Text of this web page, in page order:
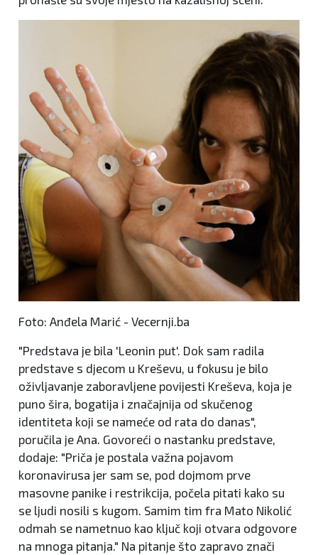
Foto: Anđela Marić - Vecernji.ba
"Predstava je bila 'Leonin put'. Dok sam radila
predstave s djecom u Kreševu, u fokusu je bilo
oživljavanje zaboravljene povijesti Kreševa, koja je
puno šira, bogatija i značajnija od skučenog
identiteta koji se nameće od rata do danas",
poručila je Ana. Govoreći o nastanku predstave,
dodaje: "Priča je postala važna pojavom
koronavirusa jer sam se, pod dojmom prve
masovne panike i restrikcija, počela pitati kako su
se ljudi nosili s kugom. Samim tim fra Mato Nikolić
odmah se nametnuo kao ključ koji otvara odgovore
na mnoga pitanja." Na pitanje što zapravo znači